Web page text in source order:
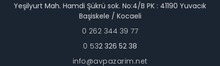
Yeşilyurt Mah. Hamdi Şükrü sok. No:4/B PK : 41190 Yuvacık
Başiskele / Kocaeli
0 262 344 39 77
0 532 326 52 38
info@avpazarim.net